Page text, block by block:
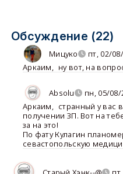
Обсуждение (22)
Мицуко
пт, 02/
Аркаим, ну вот, на
Absolu
пн, 05/08/
Аркаим, странный у вас
получении ЗП. Вот на
за на это!
По фату Кулагин
севастопольскую